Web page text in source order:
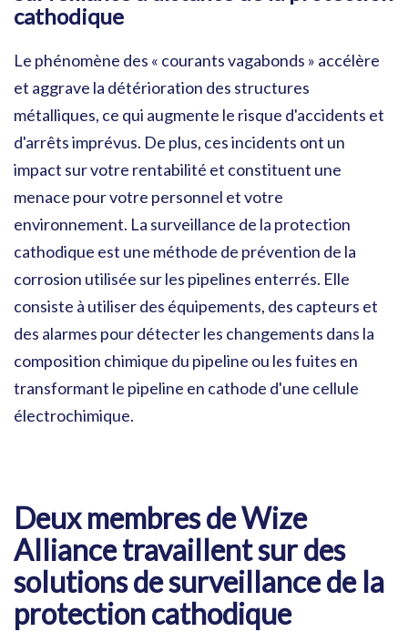
cathodique
Le phénomène des « courants vagabonds » accélère
et aggrave la détérioration des structures
métalliques, ce qui augmente le risque d'accidents et
d'arrêts imprévus. De plus, ces incidents ont un
impact sur votre rentabilité et constituent une
menace pour votre personnel et votre
environnement. La surveillance de la protection
cathodique est une méthode de prévention de la
corrosion utilisée sur les pipelines enterrés. Elle
consiste à utiliser des équipements, des capteurs et
des alarmes pour détecter les changements dans la
composition chimique du pipeline ou les fuites en
transformant le pipeline en cathode d'une cellule
électrochimique.
Deux membres de Wize
Alliance travaillent sur des
solutions de surveillance de la
protection cathodique